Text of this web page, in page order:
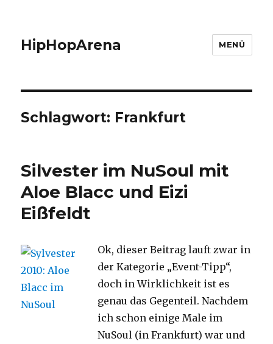
HipHopArena MENÜ
Schlagwort: Frankfurt
Silvester im NuSoul mit
Aloe Blacc und Eizi
Eißfeldt
Ok, dieser Beitrag lauft zwar in
der Kategorie „Event-Tipp“,
doch in Wirklichkeit ist es
genau das Gegenteil. Nachdem
ich schon einige Male im
NuSoul (in Frankfurt) war und